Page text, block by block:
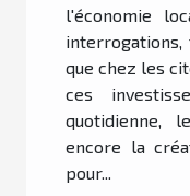
l'économie
que chez les
ces
quotidienne,
encore la
pour...